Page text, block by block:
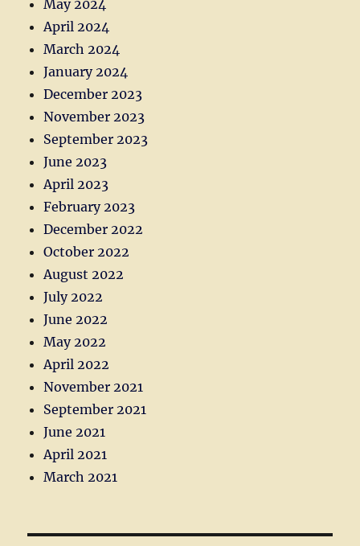
May 2024
April 2024
March 2024
January 2024
December 2023
November 2023
September 2023
June 2023
April 2023
February 2023
December 2022
October 2022
August 2022
July 2022
June 2022
May 2022
April 2022
November 2021
September 2021
June 2021
April 2021
March 2021